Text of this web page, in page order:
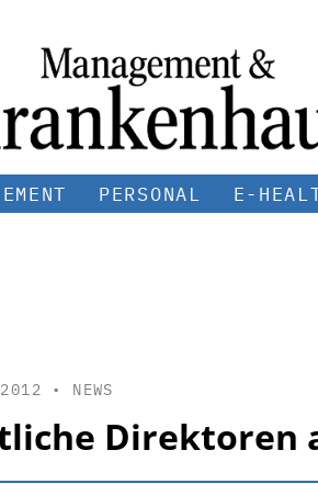
PERSONAL E-
• NEWS
Direktoren